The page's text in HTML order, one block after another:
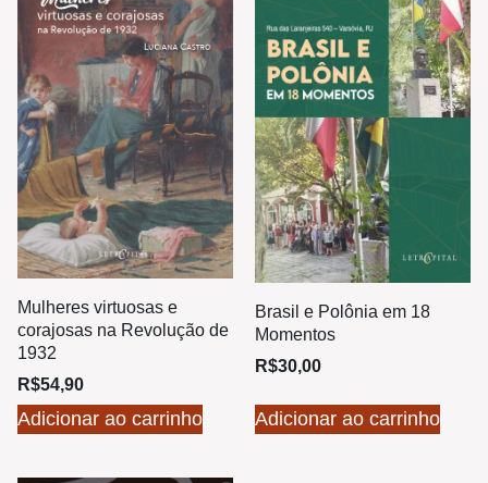
Mulheres virtuosas e
corajosas na Revolução de
1932
R$54,90
Adicionar ao carrinho
Brasil e Polônia em 18
Momentos
R$30,00
Adicionar ao carrinho